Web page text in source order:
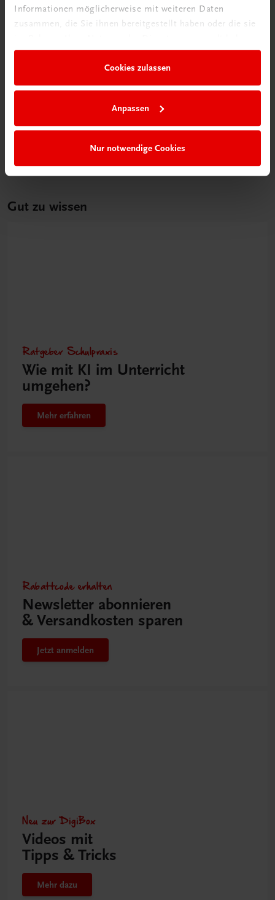
Informationen möglicherweise mit weiteren Daten
zusammen, die Sie ihnen bereitgestellt haben oder die sie
Cookies zulassen
Anpassen
Nur notwendige Cookies
Poster: Schritt für Schritt zur erfolgreichen
Einnahmen-Ausgaben-Rechnung
€ 15,00
Gut zu wissen
Ratgeber Schulpraxis
Wie mit KI im Unterricht
umgehen?
Mehr erfahren
Rabattcode erhalten
Newsletter abonnieren
& Versandkosten sparen
Jetzt anmelden
Neu zur DigiBox
Videos mit
Tipps & Tricks
Mehr dazu